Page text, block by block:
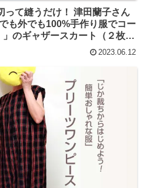
って縫うだけ！ 津田蘭子さん
も外でも100%手作り服でコー
のギャザースカート（２枚
2023.06.12